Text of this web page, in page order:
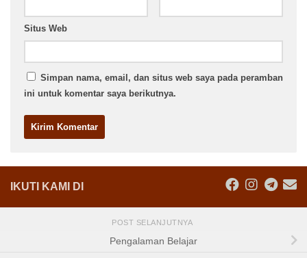
Situs Web
Simpan nama, email, dan situs web saya pada peramban
ini untuk komentar saya berikutnya.
IKUTI KAMI DI
POST SELANJUTNYA
Pengalaman Belajar